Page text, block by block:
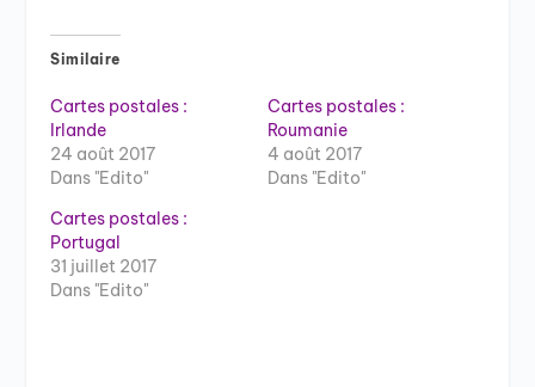
Similaire
Cartes postales :
Irlande
24 août 2017
Dans "Edito"
Cartes postales :
Roumanie
4 août 2017
Dans "Edito"
Cartes postales :
Portugal
31 juillet 2017
Dans "Edito"